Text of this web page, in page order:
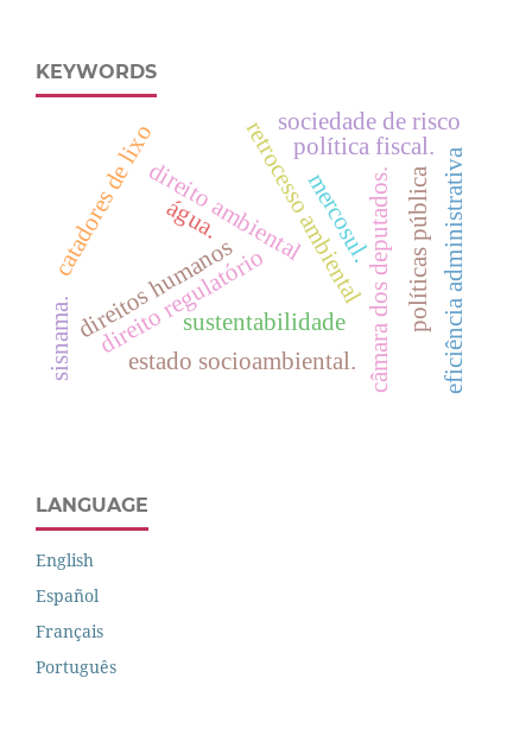
KEYWORDS
direito ambiental
retrocesso ambientalcâmara dos deputados.
direitos humanossustentabilidade
direito regulatório
sisnama.
catadores de lixo política fiscal.
sociedade de risco
mercosul. políticas pública
estado socioambiental.
água. eficiência administrativa
LANGUAGE
English
Español
Français
Português